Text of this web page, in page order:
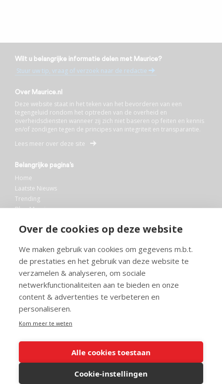
Over de cookies op deze website
We maken gebruik van cookies om gegevens m.b.t.
de prestaties en het gebruik van deze website te
verzamelen & analyseren, om sociale
netwerkfunctionaliteiten aan te bieden en onze
content & advertenties te verbeteren en
personaliseren.
Kom meer te weten
Alle cookies toestaan
Cookie-instellingen
Wilt u belangrijke informatie delen met Maurice?
Stuur uw tip, vraag of verzoek naar de redactie
Over Maurice.nl
Deze website staat in het teken van het bevorderen van een
tegengeluid rondom het optreden van de overheid en
overheidsdiensten wanneer zij zich niet baseren op feiten en kennis
en/of zondigen tegen de principes van integriteit en transparantie.
Lees meer over deze site
Belangrijke pagina’s
Home
Laatste Nieuws
Trending
Blog Maurice
Bibliotheek
Info en service
FAQ
Doneren
Privacy
Voorwaarden
Meedoen
© 2026 Maurice.nl - Alle rechten voorbehouden. Op alle artikelen rust
copyright. Voor meer info, mail naarcontact@maurice.nl.